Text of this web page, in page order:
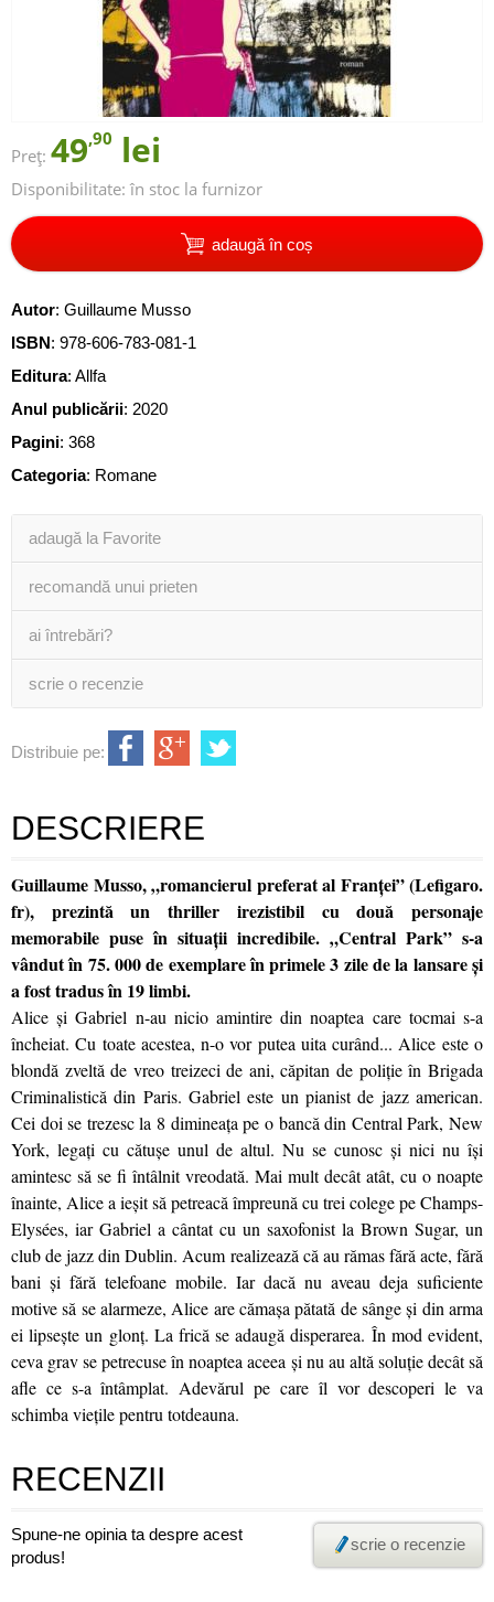
Preț: 49,90 lei
Disponibilitate: în stoc la furnizor
adaugă în coș
Autor: Guillaume Musso
ISBN: 978-606-783-081-1
Editura: Allfa
Anul publicării: 2020
Pagini: 368
Categoria: Romane
adaugă la Favorite
recomandă unui prieten
ai întrebări?
scrie o recenzie
Distribuie pe:
DESCRIERE
Guillaume Musso, „romancierul preferat al Franței” (Lefigaro.
fr), prezintă un thriller irezistibil cu două personaje
memorabile puse în situații incredibile. „Central Park” s-a
vândut în 75. 000 de exemplare în primele 3 zile de la lansare și
a fost tradus în 19 limbi.
Alice și Gabriel n-au nicio amintire din noaptea care tocmai s-a
încheiat. Cu toate acestea, n-o vor putea uita curând... Alice este o
blondă zveltă de vreo treizeci de ani, căpitan de poliție în Brigada
Criminalistică din Paris. Gabriel este un pianist de jazz american.
Cei doi se trezesc la 8 dimineața pe o bancă din Central Park, New
York, legați cu cătușe unul de altul. Nu se cunosc și nici nu își
amintesc să se fi întâlnit vreodată. Mai mult decât atât, cu o noapte
înainte, Alice a ieșit să petreacă împreună cu trei colege pe Champs-
Elysées, iar Gabriel a cântat cu un saxofonist la Brown Sugar, un
club de jazz din Dublin. Acum realizează că au rămas fără acte, fără
bani și fără telefoane mobile. Iar dacă nu aveau deja suficiente
motive să se alarmeze, Alice are cămașa pătată de sânge și din arma
ei lipsește un glonț. La frică se adaugă disperarea. În mod evident,
ceva grav se petrecuse în noaptea aceea și nu au altă soluție decât să
afle ce s-a întâmplat. Adevărul pe care îl vor descoperi le va
schimba viețile pentru totdeauna.
RECENZII
Spune-ne opinia ta despre acest
produs!
scrie o recenzie